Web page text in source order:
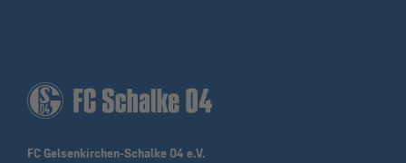
FC Gelsenkirchen-Schalke 04 e.V.